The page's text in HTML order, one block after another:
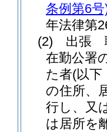
条例第6号
年法律第
(2)
出張
在勤公署
た者(以下
の住所、
行し、又
は居所を